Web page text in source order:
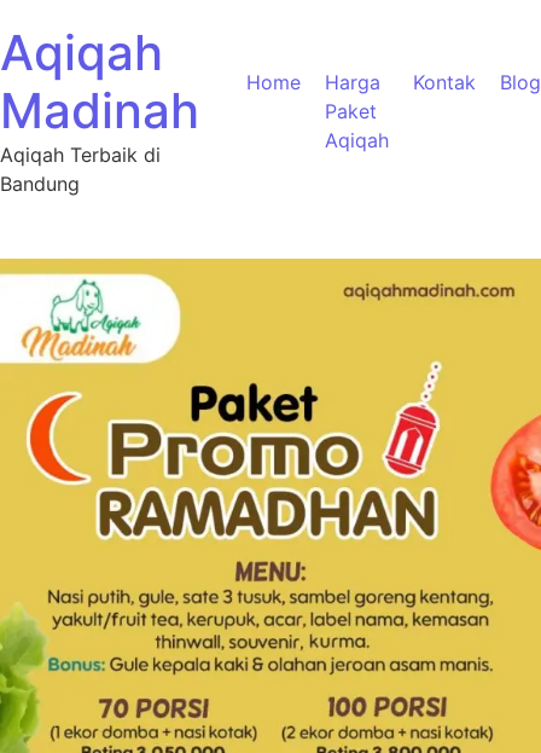
Aqiqah
Madinah
Aqiqah Terbaik di
Bandung
Home
Harga
Paket
Aqiqah
Kontak Blog